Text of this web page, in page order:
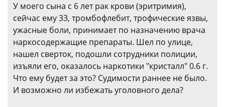
У моего сына с 6 лет рак крови (эритримия),
сейчас ему 33, тромбофлебит, трофические язвы,
ужасные боли, принимает по назначению врача
наркосодержащие препараты. Шел по улице,
нашел сверток, подошли сотрудники полиции,
изъяли его, оказалось наркотики "кристалл" 0.6 г.
Что ему будет за это? Судимости раннее не было.
И возможно ли избежать уголовного дела?